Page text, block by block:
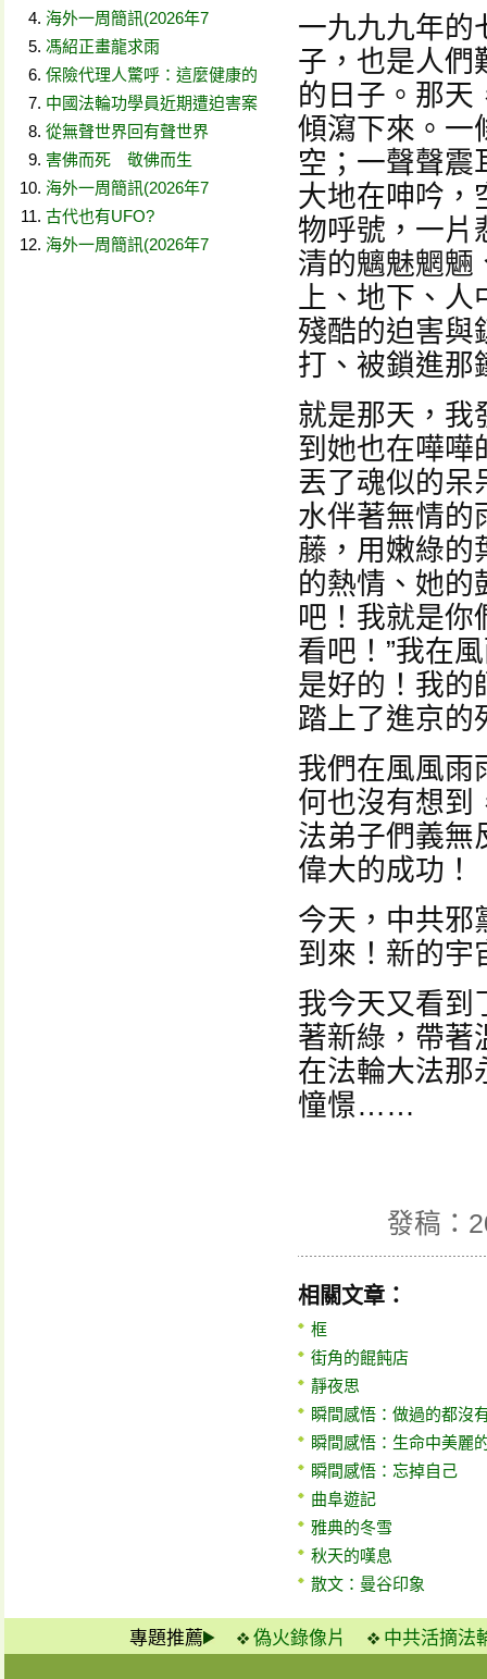
海外一周簡訊(2026年7
馮紹正畫龍求雨
保險代理人驚呼：這麼健康的
中國法輪功學員近期遭迫害案
從無聲世界回有聲世界
害佛而死 敬佛而生
海外一周簡訊(2026年7
古代也有UFO?
海外一周簡訊(2026年7
一九九九年的
子，也是人們
的日子。那天
傾瀉下來。一
空；一聲聲震
大地在呻吟，
物呼號，一片
清的魑魅魍魎
上、地下、人
殘酷的迫害與
打、被鎖進
就是那天，我
到她也在嘩嘩
丟了魂似的呆
水伴著無情
藤，用嫩綠的
的熱情、她的
吧！我就是你
看吧！”我在
是好的！我的
踏上了進京
我們在風風雨
何也沒有想到
法弟子們義無
偉大的成功！
今天，中共邪
到來！新的宇
我今天又看到
著新綠，帶著
在法輪大法那
憧憬……
發稿：
相關文章：
框
街角的餛飩店
靜夜思
瞬間感悟：做過的都沒
瞬間感悟：生命中美麗
瞬間感悟：忘掉自己
曲阜遊記
雅典的冬雪
秋天的嘆息
散文：曼谷印象
專題推薦 偽火錄像片 中共活摘法